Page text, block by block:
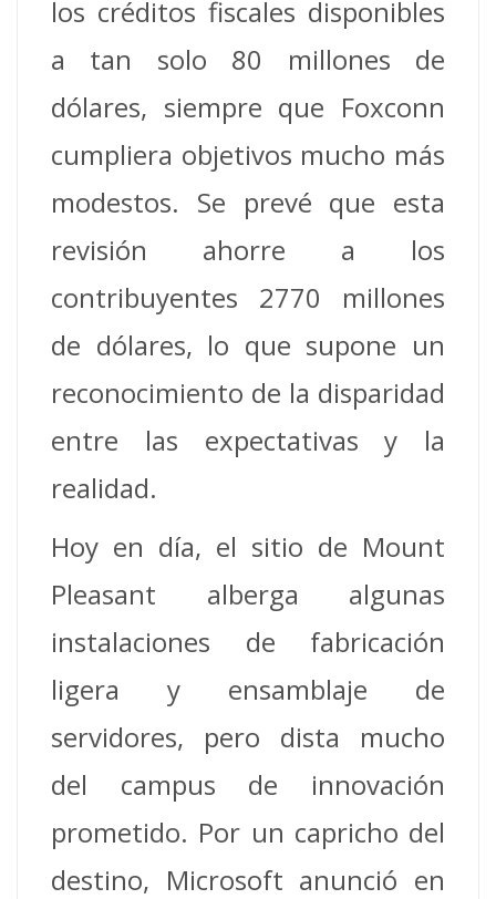
los créditos fiscales disponibles
a tan solo 80 millones de
dólares, siempre que Foxconn
cumpliera objetivos mucho más
modestos. Se prevé que esta
revisión ahorre a los
contribuyentes 2770 millones
de dólares, lo que supone un
reconocimiento de la disparidad
entre las expectativas y la
realidad.
Hoy en día, el sitio de Mount
Pleasant alberga algunas
instalaciones de fabricación
ligera y ensamblaje de
servidores, pero dista mucho
del campus de innovación
prometido. Por un capricho del
destino, Microsoft anunció en